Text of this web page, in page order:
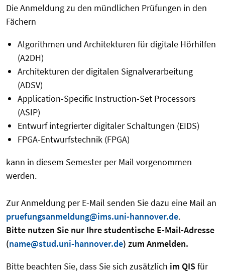
Die Anmeldung zu den mündlichen Prüfungen in den
Fächern
Algorithmen und Architekturen für digitale Hörhilfen
(A2DH)
Architekturen der digitalen Signalverarbeitung
(ADSV)
Application-Specific Instruction-Set Processors
(ASIP)
Entwurf integrierter digitaler Schaltungen (EIDS)
FPGA-Entwurfstechnik (FPGA)
kann in diesem Semester per Mail vorgenommen
werden.
Zur Anmeldung per E-Mail senden Sie dazu eine Mail an
pruefungsanmeldung@ims.uni-hannover.de.
Bitte nutzen Sie nur Ihre studentische E-Mail-Adresse
(name@stud.uni-hannover.de) zum Anmelden.
Bitte beachten Sie, dass Sie sich zusätzlich im QISfür